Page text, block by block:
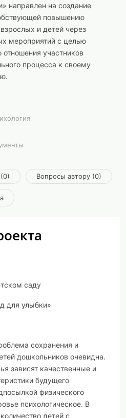
направлен на создание
повышению
и детей через
мероприятий с целью
участников
процесса к своему
Вопросы автору (0)
саду
для улыбки»
сохранения и
дошкольников очевидна.
зависят качественные и
будущего
физического
психологическое. В
детей с